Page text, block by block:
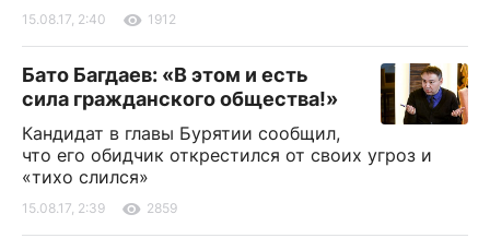
15.08.17, 2:40 1912
Бато Багдаев: «В этом и есть
сила гражданского общества!»
Кандидат в главы Бурятии сообщил,
что его обидчик открестился от своих угроз и
«тихо слился»
15.08.17, 2:39 2859